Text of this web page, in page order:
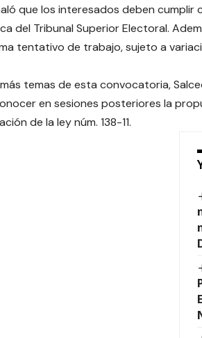
que los interesados deben cumplir
del Tribunal Superior Electoral.
tentativo de trabajo, sujeto a
temas de esta convocatoria,
en sesiones posteriores la
de la ley núm. 138-11.